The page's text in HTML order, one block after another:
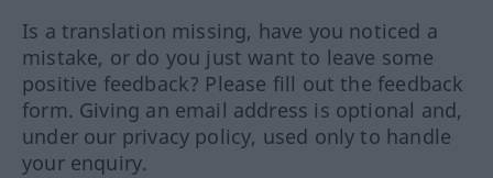
Is a translation missing, have you noticed a
mistake, or do you just want to leave some
positive feedback? Please fill out the feedback
form. Giving an email address is optional and,
under our privacy policy, used only to handle
your enquiry.